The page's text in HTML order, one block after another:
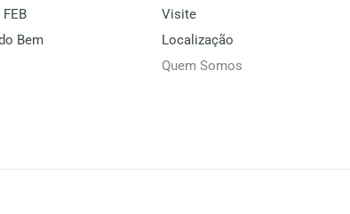
Bem
Visite
Localização
Quem Somos